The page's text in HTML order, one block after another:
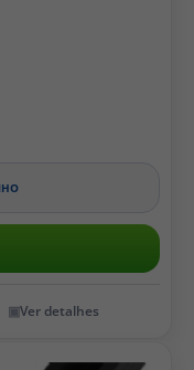
Ver detalhes